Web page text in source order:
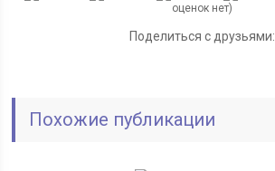
оценок нет)
Поделиться с друзьями:
Похожие публикации